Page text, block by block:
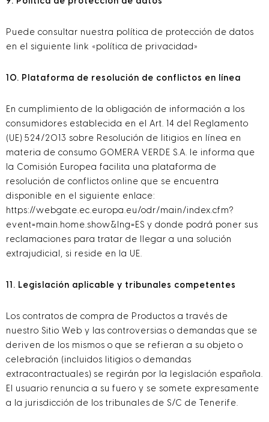
Puede consultar nuestra política de protección de datos
en el siguiente link «política de privacidad»
10. Plataforma de resolución de conflictos en línea
En cumplimiento de la obligación de información a los
consumidores establecida en el Art. 14 del Reglamento
(UE) 524/2013 sobre Resolución de litigios en línea en
materia de consumo GOMERA VERDE S.A. le informa que
la Comisión Europea facilita una plataforma de
resolución de conflictos online que se encuentra
disponible en el siguiente enlace:
https://webgate.ec.europa.eu/odr/main/index.cfm?
event=main.home.show&lng=ES y donde podrá poner sus
reclamaciones para tratar de llegar a una solución
extrajudicial, si reside en la UE.
11. Legislación aplicable y tribunales competentes
Los contratos de compra de Productos a través de
nuestro Sitio Web y las controversias o demandas que se
deriven de los mismos o que se refieran a su objeto o
celebración (incluidos litigios o demandas
extracontractuales) se regirán por la legislación española.
El usuario renuncia a su fuero y se somete expresamente
a la jurisdicción de los tribunales de S/C de Tenerife.